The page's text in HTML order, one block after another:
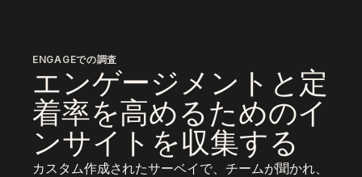
ENGAGEでの調査
エンゲージメントと定
着率を高めるためのイ
ンサイトを収集する
カスタム作成されたサーベイで、チームが聞かれ、